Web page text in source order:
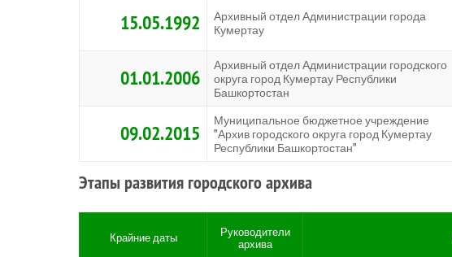
15.05.1992
Архивный отдел Администрации города
Кумертау
01.01.2006
Архивный отдел Администрации городского
округа город Кумертау Республики
Башкортостан
09.02.2015
Муниципальное бюджетное учреждение
"Архив городского округа город Кумертау
Республики Башкортостан"
Этапы развития городского архива
Крайние даты
Руководители
архива